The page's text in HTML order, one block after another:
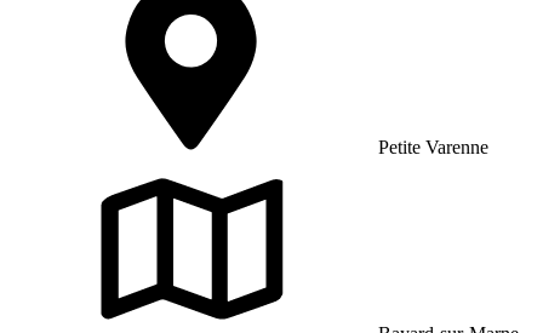
Petite Varenne